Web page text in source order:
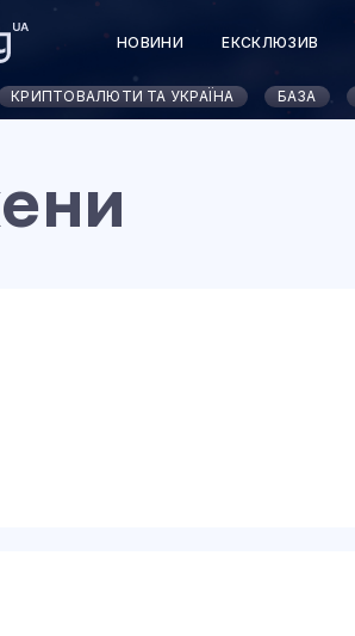
НОВИНИ ЕКСКЛЮЗИВ
КРИПТОВАЛЮТИ ТА УКРАЇНА БАЗА